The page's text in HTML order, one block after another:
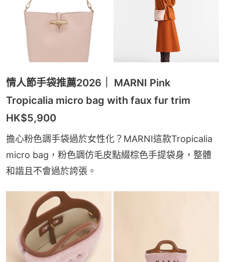
情人節手袋推薦2026｜ MARNI Pink
Tropicalia micro bag with faux fur trim
HK$5,900
擔心粉色調手袋過於女性化？MARNI這款Tropicalia
micro bag，粉色調仿毛皮點綴棕色手提袋身，整體
和諧且不會過於誇張。